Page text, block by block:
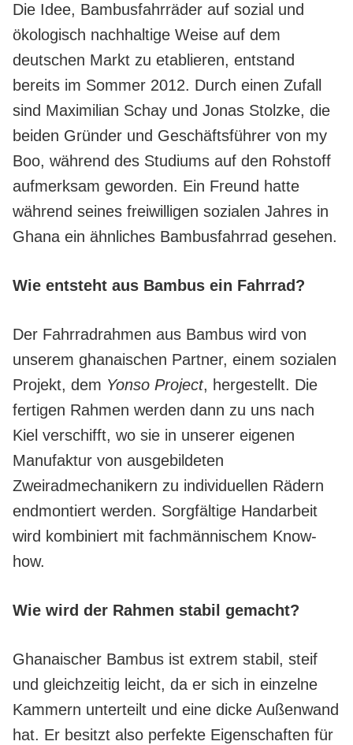
Die Idee, Bambusfahrräder auf sozial und
ökologisch nachhaltige Weise auf dem
deutschen Markt zu etablieren, entstand
bereits im Sommer 2012. Durch einen Zufall
sind Maximilian Schay und Jonas Stolzke, die
beiden Gründer und Geschäftsführer von my
Boo, während des Studiums auf den Rohstoff
aufmerksam geworden. Ein Freund hatte
während seines freiwilligen sozialen Jahres in
Ghana ein ähnliches Bambusfahrrad gesehen.
Wie entsteht aus Bambus ein Fahrrad?
Der Fahrradrahmen aus Bambus wird von
unserem ghanaischen Partner, einem sozialen
Projekt, dem Yonso Project, hergestellt. Die
fertigen Rahmen werden dann zu uns nach
Kiel verschifft, wo sie in unserer eigenen
Manufaktur von ausgebildeten
Zweiradmechanikern zu individuellen Rädern
endmontiert werden. Sorgfältige Handarbeit
wird kombiniert mit fachmännischem Know-
how.
Wie wird der Rahmen stabil gemacht?
Ghanaischer Bambus ist extrem stabil, steif
und gleichzeitig leicht, da er sich in einzelne
Kammern unterteilt und eine dicke Außenwand
hat. Er besitzt also perfekte Eigenschaften für